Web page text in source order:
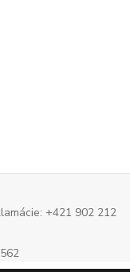
+421 902 212